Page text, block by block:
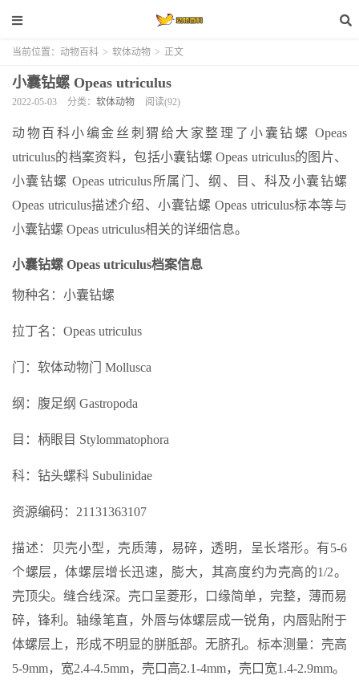
当前位置： 动物百科 > 软体动物 > 正文
小囊钻螺 Opeas utriculus
2022-05-03 分类： 软体动物 阅读(92)
动物百科小编金丝刺猬给大家整理了小囊钻螺 Opeas
utriculus的档案资料，包括小囊钻螺 Opeas utriculus的图片、
小囊钻螺 Opeas utriculus所属门、纲、目、科及小囊钻螺
Opeas utriculus描述介绍、小囊钻螺 Opeas utriculus标本等与
小囊钻螺 Opeas utriculus相关的详细信息。
小囊钻螺 Opeas utriculus档案信息
物种名：小囊钻螺
拉丁名：Opeas utriculus
门：软体动物门 Mollusca
纲：腹足纲 Gastropoda
目：柄眼目 Stylommatophora
科：钻头螺科 Subulinidae
资源编码：21131363107
描述：贝壳小型，壳质薄，易碎，透明，呈长塔形。有5-6
个螺层，体螺层增长迅速，膨大，其高度约为壳高的1/2。
壳顶尖。缝合线深。壳口呈菱形，口缘简单，完整，薄而易
碎，锋利。轴缘笔直，外唇与体螺层成一锐角，内唇贴附于
体螺层上，形成不明显的胼胝部。无脐孔。标本测量：壳高
5-9mm，宽2.4-4.5mm，壳口高2.1-4mm，壳口宽1.4-2.9mm。